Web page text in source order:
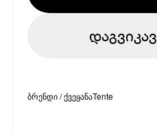
ბრენდი / ქვეყანაTente